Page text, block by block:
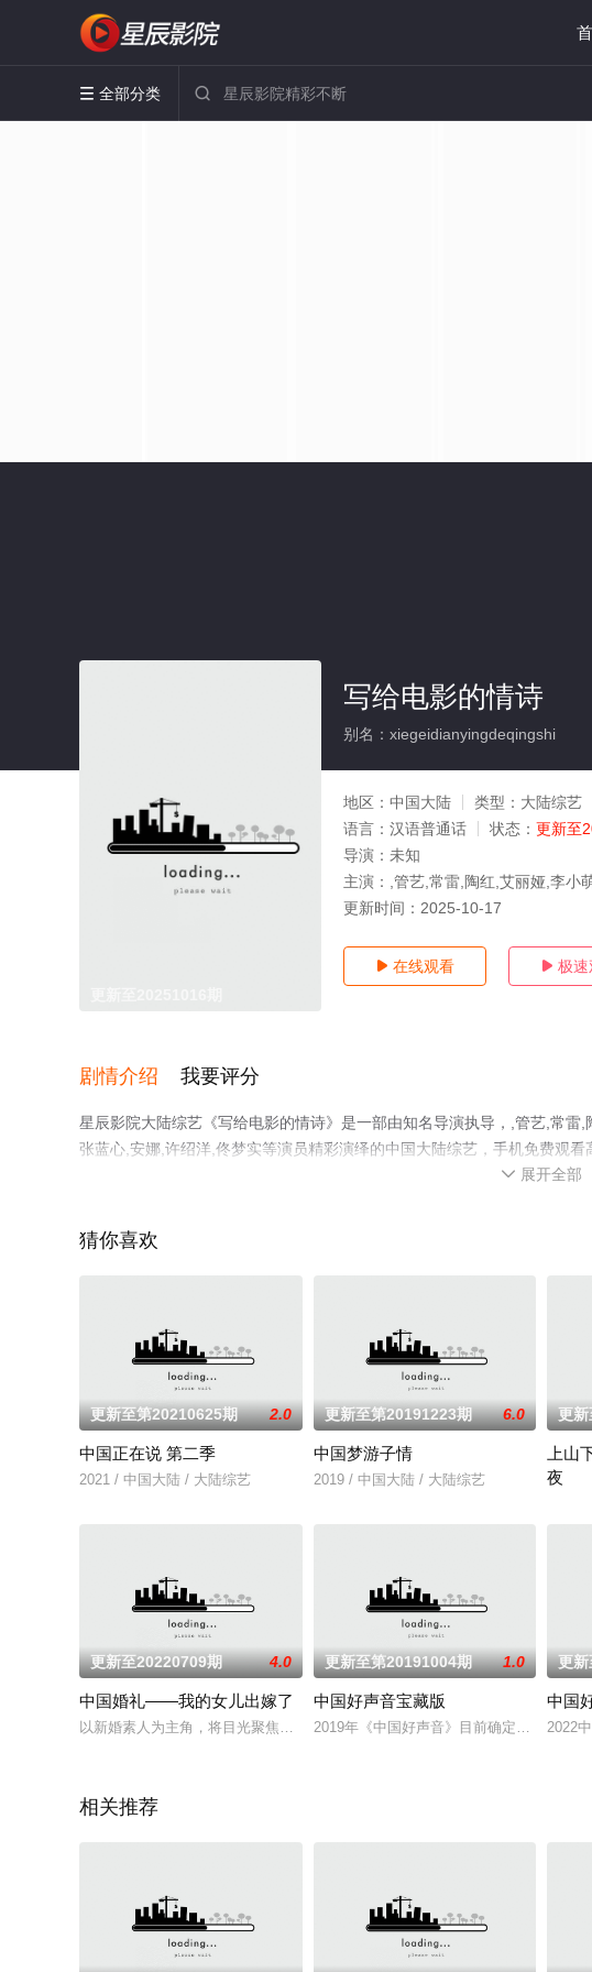
 全部分类 
写给电影的情诗
别名：xiegeidianyingdeqingshi
地区： 中国大陆 类型： 大陆综艺
语言： 汉语普通话 状态： 更新至
导演： 未知
主演：
,管艺,常雷,陶红,艾丽娅,李小
更新时间： 2025-10-17
 在线观看  极速
剧情介绍 我要评分
星辰影院大陆综艺《写给电影的情诗》是一部由知名导演执导，,管艺,常雷
张蓝心,安娜,许绍洋,佟梦实等演员精彩演绎的中国大陆综艺，手机免费观
 展开全部
猜你喜欢
更新至第20210625期 2.0
中国正在说 第二季
2021 / 中国大陆 / 大陆综艺
更新至第20191223期 6.0
中国梦游子情
2019 / 中国大陆 / 大陆综艺
更
上山
夜
更新至20220709期 4.0
中国婚礼——我的女儿出嫁了
以新婚素人为主角，将目光聚焦在中国广袤热土上充满青春蓬勃活力的婚礼新人
更新至第20191004期 1.0
中国好声音宝藏版
2019年《中国好声音》目前确定：那英、
更新
中国
2022
相关推荐